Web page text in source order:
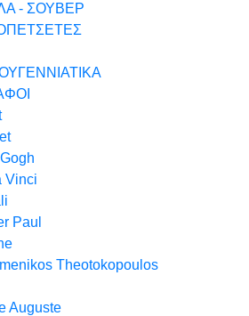
- ΣΟΥΒΕΡ
Vinci
Paul
Theotokopoulos
Auguste